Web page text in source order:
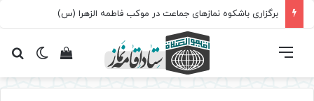
برگزاری باشکوه نمازهای جماعت در موکب فاطمه الزهرا (س)
تغییرمشاهده فهرست